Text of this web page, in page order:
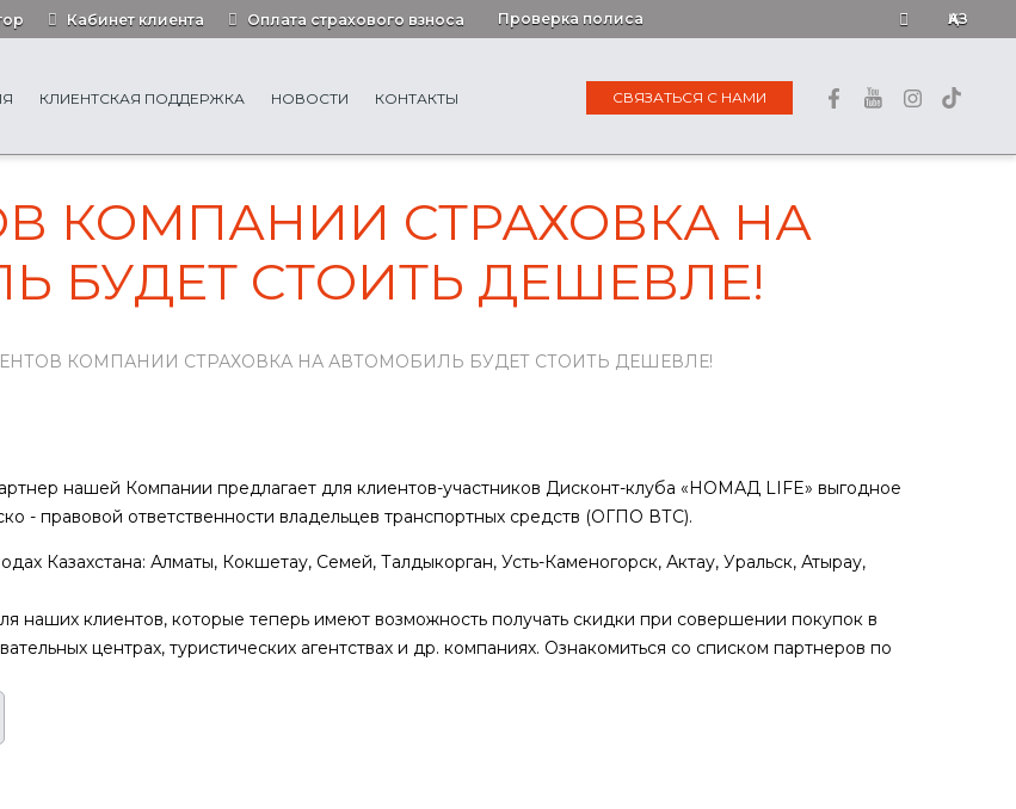
Кабинет клиента Оплата страхового взноса Проверка полиса ҚАЗ
КЛИЕНТСКАЯ ПОДДЕРЖКА НОВОСТИ КОНТАКТЫ СВЯЗАТЬСЯ С НАМИ
КОМПАНИИ СТРАХОВКА НА
БУДЕТ СТОИТЬ ДЕШЕВЛЕ!
КОМПАНИИ СТРАХОВКА НА АВТОМОБИЛЬ БУДЕТ СТОИТЬ ДЕШЕВЛЕ!
нашей Компании предлагает для клиентов-участников Дисконт-клуба «НОМАД LIFE» выгодное
- правовой ответственности владельцев транспортных средств (ОГПО ВТС).
Казахстана: Алматы, Кокшетау, Семей, Талдыкорган, Усть-Каменогорск, Актау, Уральск, Атырау,
клиентов, которые теперь имеют возможность получать скидки при совершении покупок в
центрах, туристических агентствах и др. компаниях. Ознакомиться со списком партнеров по